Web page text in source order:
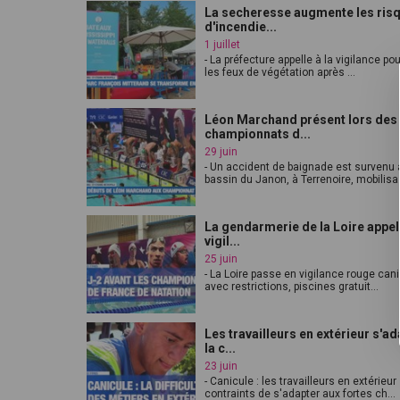
La secheresse augmente les
d'incendie...
1 juillet
- La préfecture appelle à la vigilance
les feux de végétation après ...
Léon Marchand présent lors des
championnats d...
29 juin
- Un accident de baignade est survenu
bassin du Janon, à Terrenoire, mobilisa...
La gendarmerie de la Loire
vigil...
25 juin
- La Loire passe en vigilance rouge
avec restrictions, piscines gratuit...
Les travailleurs en extérieur
la c...
23 juin
- Canicule : les travailleurs en extérieur
contraints de s'adapter aux fortes ch...